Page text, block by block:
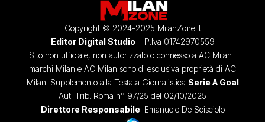
Copyright © 2024-2025 MilanZone.it
Editor Digital Studio – P.Iva 01742970559
Sito non ufficiale, non autorizzato o connesso a AC Milan I
marchi Milan e AC Milan sono di esclusiva proprietà di AC
Milan. Supplemento alla Testata Giornalistica Serie A Goal
Aut. Trib. Roma n° 97/25 del 02/10/2025
Direttore Responsabile: Emanuele De Scisciolo